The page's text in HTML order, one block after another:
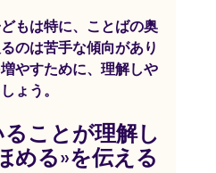
もは特に、ことばの奥
のは苦手な傾向があり
やすために、理解しや
ょう。
ことが理解し
める»を伝える